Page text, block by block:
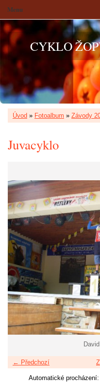
CYKLO
Úvod » Fotoalbum » Závody
Juvacyklo
← Předchozí
Automatické procházení:
Menu